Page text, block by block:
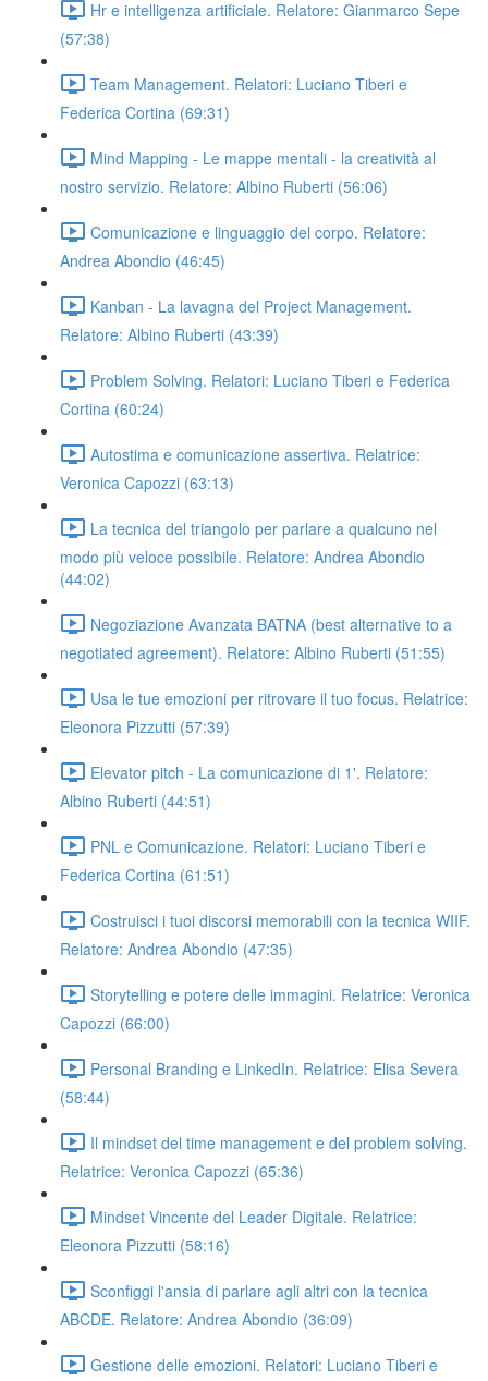
Hr e intelligenza artificiale. Relatore: Gianmarco Sepe
(57:38)
Team Management. Relatori: Luciano Tiberi e
Federica Cortina (69:31)
Mind Mapping - Le mappe mentali - la creatività al
nostro servizio. Relatore: Albino Ruberti (56:06)
Comunicazione e linguaggio del corpo. Relatore:
Andrea Abondio (46:45)
Kanban - La lavagna del Project Management.
Relatore: Albino Ruberti (43:39)
Problem Solving. Relatori: Luciano Tiberi e Federica
Cortina (60:24)
Autostima e comunicazione assertiva. Relatrice:
Veronica Capozzi (63:13)
La tecnica del triangolo per parlare a qualcuno nel
modo più veloce possibile. Relatore: Andrea Abondio
(44:02)
Negoziazione Avanzata BATNA (best alternative to a
negotiated agreement). Relatore: Albino Ruberti (51:55)
Usa le tue emozioni per ritrovare il tuo focus. Relatrice:
Eleonora Pizzutti (57:39)
Elevator pitch - La comunicazione di 1'. Relatore:
Albino Ruberti (44:51)
PNL e Comunicazione. Relatori: Luciano Tiberi e
Federica Cortina (61:51)
Costruisci i tuoi discorsi memorabili con la tecnica WIIF.
Relatore: Andrea Abondio (47:35)
Storytelling e potere delle immagini. Relatrice: Veronica
Capozzi (66:00)
Personal Branding e LinkedIn. Relatrice: Elisa Severa
(58:44)
Il mindset del time management e del problem solving.
Relatrice: Veronica Capozzi (65:36)
Mindset Vincente del Leader Digitale. Relatrice:
Eleonora Pizzutti (58:16)
Sconfiggi l'ansia di parlare agli altri con la tecnica
ABCDE. Relatore: Andrea Abondio (36:09)
Gestione delle emozioni. Relatori: Luciano Tiberi e